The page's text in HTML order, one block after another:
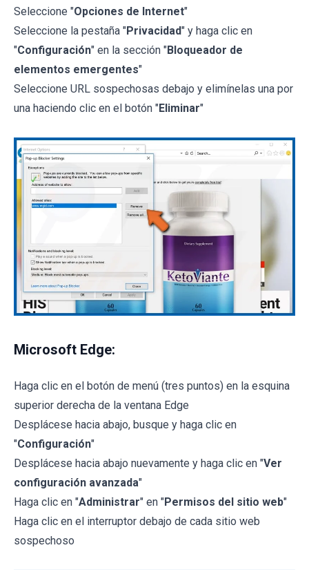
Seleccione "Opciones de Internet"
Seleccione la pestaña "Privacidad" y haga clic en
"Configuración" en la sección "Bloqueador de
elementos emergentes"
Seleccione URL sospechosas debajo y elimínelas una por
una haciendo clic en el botón "Eliminar"
Microsoft Edge:
Haga clic en el botón de menú (tres puntos) en la esquina
superior derecha de la ventana Edge
Desplácese hacia abajo, busque y haga clic en
"Configuración"
Desplácese hacia abajo nuevamente y haga clic en "Ver
configuración avanzada"
Haga clic en "Administrar" en "Permisos del sitio web"
Haga clic en el interruptor debajo de cada sitio web
sospechoso